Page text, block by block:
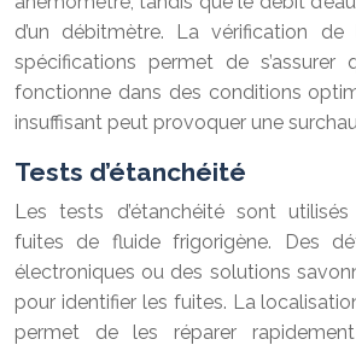
d’un débitmètre. La vérification
spécifications permet de s’assurer
fonctionne dans des conditions
insuffisant peut provoquer une
Tests d’étanchéité
Les tests d’étanchéité sont
fuites de fluide frigorigène. Des
électroniques ou des solutions
pour identifier les fuites. La
permet de les réparer